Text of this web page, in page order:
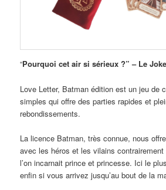
“Pourquoi cet air si sérieux ?” – Le
Love Letter, Batman édition est un jeu de
simples qui offre des parties rapides et
rebondissements.
La licence Batman, très connue, nous
avec les héros et les vilains contrairement
l’on incarnait prince et princesse. Ici le
enfin si vous arrivez jusqu’au bout de la